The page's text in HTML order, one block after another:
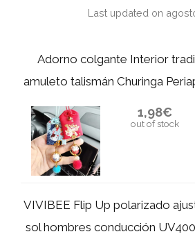
Last updated on
Adorno colgante Interior
amuleto talismán Churinga
1,98€
out of stock
VIVIBEE Flip Up polarizado
sol hombres conducción